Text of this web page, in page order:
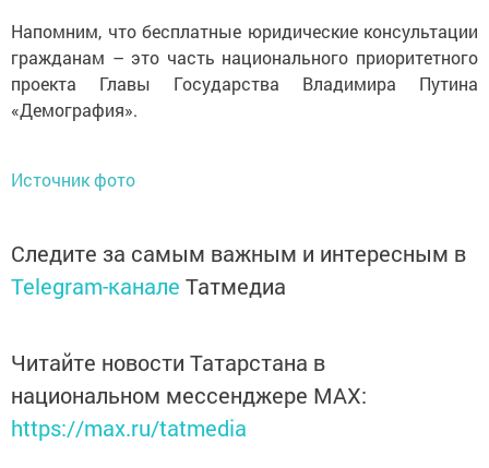
Напомним, что бесплатные юридические консультации
гражданам – это часть национального приоритетного
проекта Главы Государства Владимира Путина
«Демография».
Источник фото
Следите за самым важным и интересным в
Telegram-канале Татмедиа
Читайте новости Татарстана в
национальном мессенджере MАХ:
https://max.ru/tatmedia